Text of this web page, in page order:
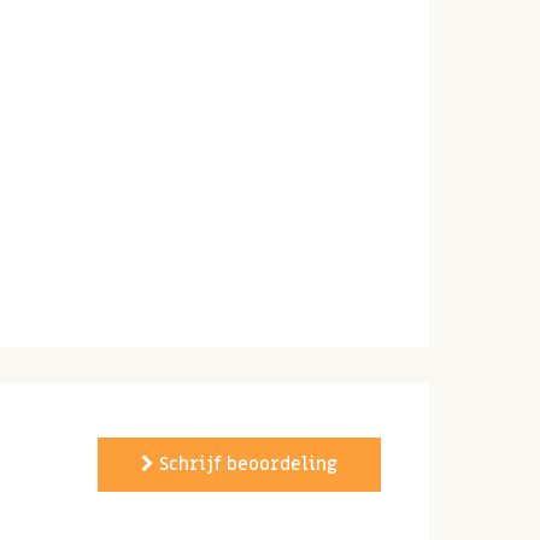
Schrijf beoordeling